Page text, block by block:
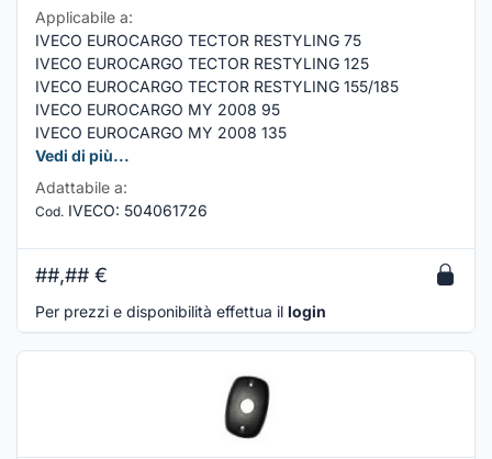
Applicabile a:
IVECO EUROCARGO TECTOR RESTYLING 75
IVECO EUROCARGO TECTOR RESTYLING 125
IVECO EUROCARGO TECTOR RESTYLING 155/185
IVECO EUROCARGO MY 2008 95
IVECO EUROCARGO MY 2008 135
Vedi di più...
Adattabile a:
Cod. IVECO: 504061726
##,## €
Per prezzi e disponibilità effettua il login